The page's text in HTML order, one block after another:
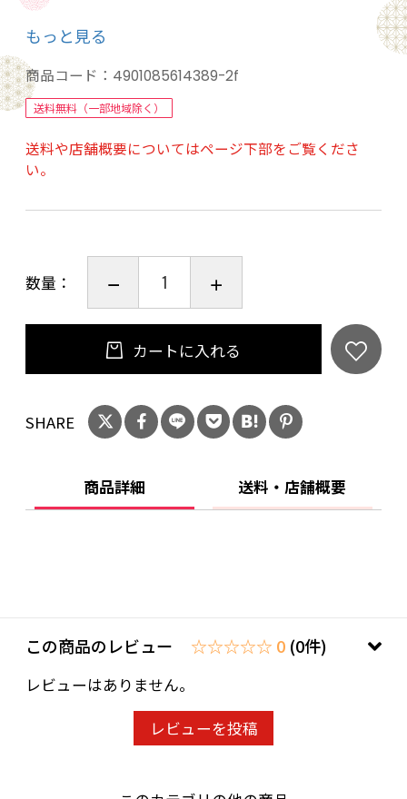
食事に合う。“食中特化型”烏龍茶
1．「脂肪の吸収を抑える」おいしい特保の烏龍
茶
2．香りに特化した、黄金桂（8割）・鉄観音（2
割）を使用
4．「人間ドック健診協会」推奨商品
【JANコード】
告なく変更される場合がございます。
●出荷時には万全のチェックをしております
もっと見る
商品コード： 4901085614389-2f
送料無料（一部地域除く）
送料や店舗概要についてはページ下部をご覧くださ
い。
数量：
カートに入れる
SHARE
商品詳細 送料・店舗概要
この商品のレビュー ☆☆☆☆☆ 0 (0件)
レビューはありません。
レビューを投稿